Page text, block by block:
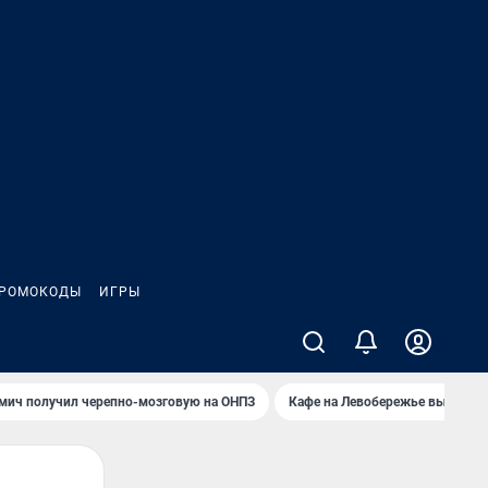
ИГРЫ
получил черепно-мозговую на ОНПЗ Кафе на Левобережье